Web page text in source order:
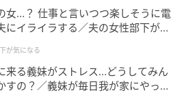
女…？ 仕事と言いつつ楽しそうに電
にイライラする／夫の女性部下が気
が気になる
来る義妹がストレス…どうしてみん
すの？／義妹が毎日我が家にやって